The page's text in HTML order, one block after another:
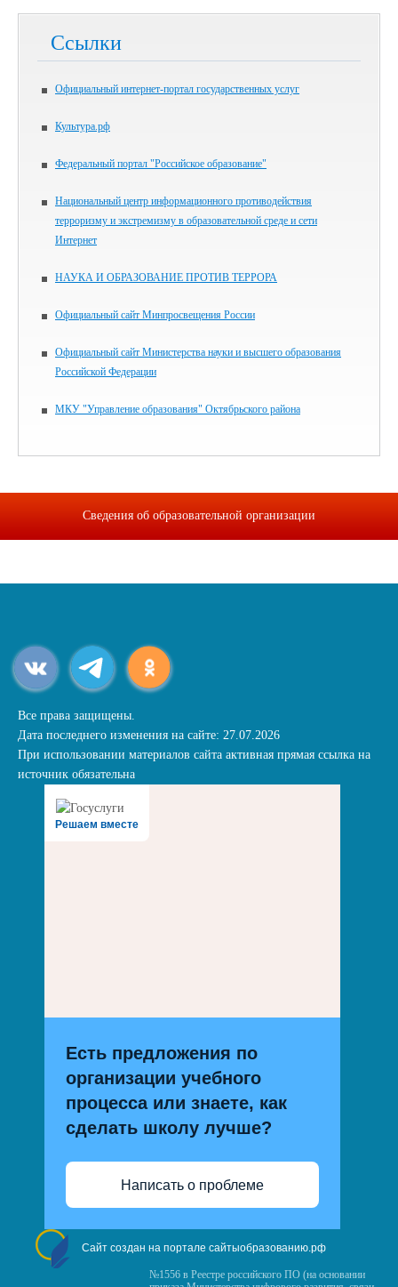
Ссылки
Официальный интернет-портал государственных услуг
Культура.рф
Федеральный портал "Российское образование"
Национальный центр информационного противодействия
терроризму и экстремизму в образовательной среде и сети
Интернет
НАУКА И ОБРАЗОВАНИЕ ПРОТИВ ТЕРРОРА
Официальный сайт Минпросвещения России
Официальный сайт Министерства науки и высшего образования
Российской Федерации
МКУ "Управление образования" Октябрьского района
Сведения об образовательной организации
Все права защищены.
Дата последнего изменения на сайте: 27.07.2026
При использовании материалов сайта активная прямая ссылка на
источник обязательна
Решаем вместе
Есть предложения по
организации учебного
процесса или знаете, как
сделать школу лучше?
Написать о проблеме
Сайт создан на портале сайтыобразованию.рф
№1556 в Реестре российского ПО (на основании